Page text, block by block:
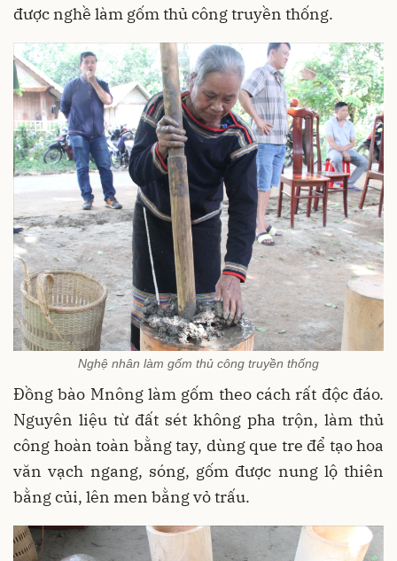
được nghề làm gốm thủ công truyền thống.
Nghệ nhân làm gốm thủ công truyền thống
Đồng bào Mnông làm gốm theo cách rất độc đáo.
Nguyên liệu từ đất sét không pha trộn, làm thủ
công hoàn toàn bằng tay, dùng que tre để tạo hoa
văn vạch ngang, sóng, gốm được nung lộ thiên
bằng củi, lên men bằng vỏ trấu.